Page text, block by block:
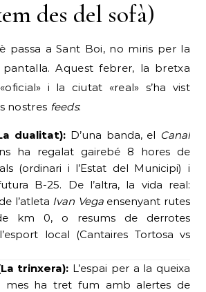
des del sofà)
passa a Sant Boi, no miris per la
Aquest febrer, la bretxa
i la ciutat «real» s’ha vist
nostres feeds:
dualitat): D’una banda, el Canal
ha regalat gairebé 8 hores de
(ordinari i l’Estat del Municipi) i
B-25. De l’altra, la vida real:
l’atleta Ivan Vegaensenyant rutes
km 0, o resums de derrotes
local (Cantaires Tortosa vs
trinxera): L’espai per a la queixa
mes ha tret fum amb alertes de